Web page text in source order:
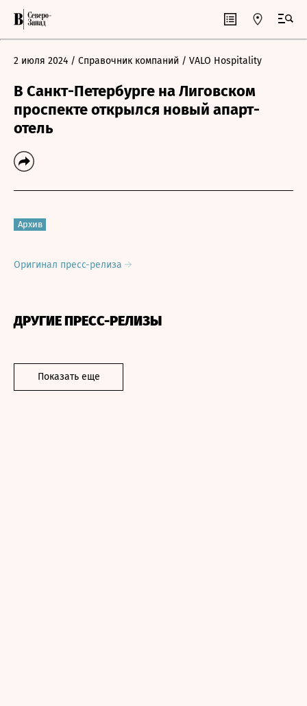
2 июля 2024 / Справочник компаний / VALO Hospitality
В Санкт-Петербурге на Лиговском
проспекте открылся новый апарт-
отель
Архив
Оригинал пресс-релиза
ДРУГИЕ ПРЕСС-РЕЛИЗЫ
Показать еще